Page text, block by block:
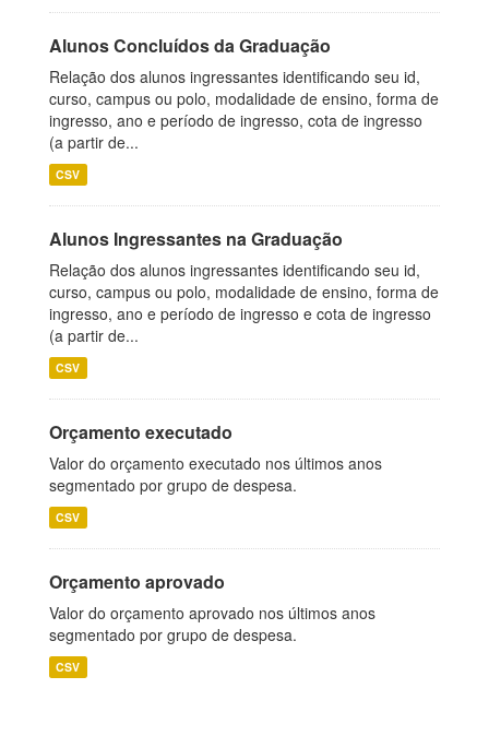
Alunos Concluídos da Graduação
Relação dos alunos ingressantes identificando seu id,
curso, campus ou polo, modalidade de ensino, forma de
ingresso, ano e período de ingresso, cota de ingresso
(a partir de...
CSV
Alunos Ingressantes na Graduação
Relação dos alunos ingressantes identificando seu id,
curso, campus ou polo, modalidade de ensino, forma de
ingresso, ano e período de ingresso e cota de ingresso
(a partir de...
CSV
Orçamento executado
Valor do orçamento executado nos últimos anos
segmentado por grupo de despesa.
CSV
Orçamento aprovado
Valor do orçamento aprovado nos últimos anos
segmentado por grupo de despesa.
CSV